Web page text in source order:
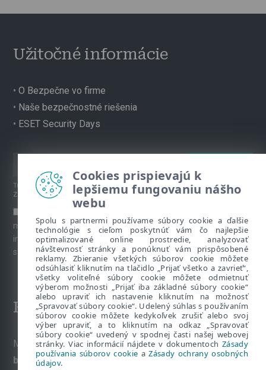
Užitočné informácie
•O Bezpečne vo firme
• Naše bezpečnostné riešenia
• ESET Security Days
Túto stránku chráni reCAPTCHA, platiaPravidlá ochrany súkromiaa
Zmluvné podmienkyspoločnosti Google.
marketingových materiálov prostredníctvom emailu. Viac
informácií o spracúvaní osobných údajov je k dispozícii na
stránke venovanej
Ochrane súkromia.
Kontakt
Máte nezodpovedané otázky? Napíšte nám:
bezpecnevofirme@eset.sk
Cookies prispievajú k
lepšiemu fungovaniu nášho
webu
Spolu s partnermi používame súbory cookie a ďalšie
technológie s cieľom poskytnúť vám čo najlepšie
optimalizované online prostredie, analyzovať
návštevnosť stránky a ponúknuť vám prispôsobené
reklamy. Zbieranie všetkých súborov cookie môžete
odsúhlasiť kliknutím na tlačidlo „Prijať všetko a zavrieť“,
všetky voliteľné súbory cookie môžete odmietnuť
výberom možnosti „Prijať iba základné súbory cookie“
alebo upraviť ich nastavenie kliknutím na možnosť
„Spravovať súbory cookie“. Udelený súhlas s používaním
súborov cookie môžete kedykoľvek zrušiť alebo svoj
výber upraviť, a to kliknutím na odkaz „Spravovať
súbory cookie“ uvedený v spodnej časti našej webovej
stránky. Viac informácií nájdete v dokumentoch Zásady
používania súborov cookie aZásady ochrany osobných
údajov.